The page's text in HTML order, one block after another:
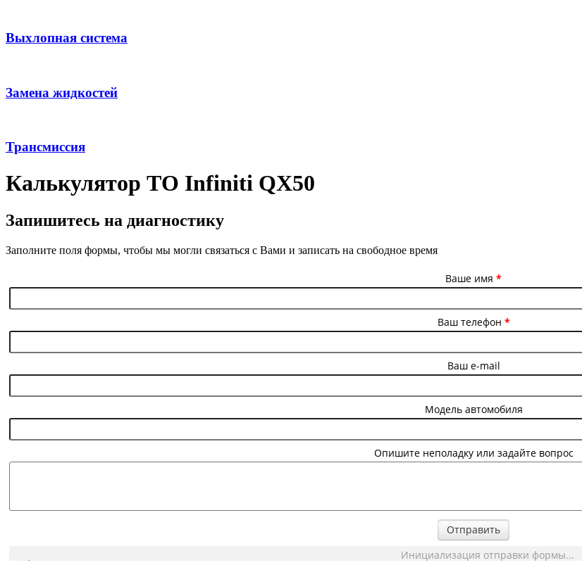
Выхлопная система
Замена жидкостей
Трансмиссия
Калькулятор ТО Infiniti QX50
Запишитесь на диагностику
Заполните поля формы, чтобы мы могли связаться с Вами и записать на свободное время
Ваше имя *
Ваш телефон *
Ваш e-mail
Модель автомобиля
Опишите неполадку или задайте вопрос
Отправить
Инициализация отправки формы...